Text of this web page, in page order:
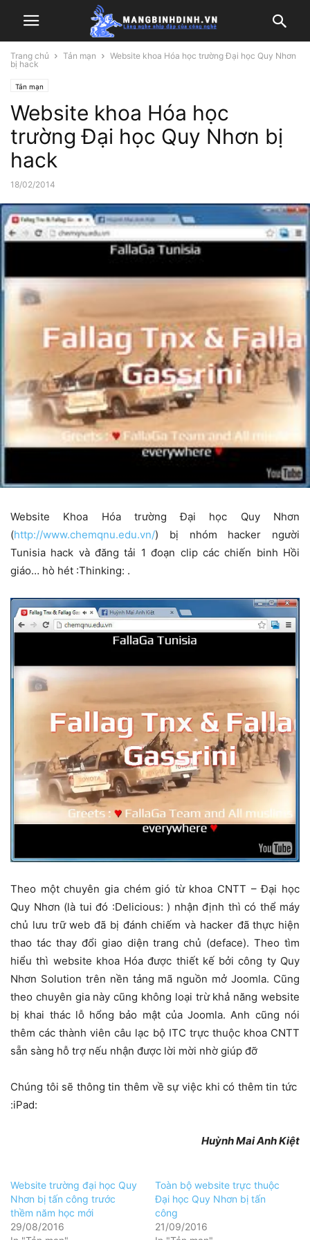
Trang chủ Tản mạn
Website khoa Hóa học trường Đại học Quy Nhơn
bị hack
Tản mạn
Website khoa Hóa học
trường Đại học Quy Nhơn bị
hack
18/02/2014
Website Khoa Hóa trường Đại học Quy Nhơn
(http://www.chemqnu.edu.vn/) bị nhóm hacker người
Tunisia hack và đăng tải 1 đoạn clip các chiến binh Hồi
giáo… hò hét :Thinking: .
Theo một chuyên gia chém gió từ khoa CNTT – Đại học
Quy Nhơn (là tui đó :Delicious: ) nhận định thì có thể máy
chủ lưu trữ web đã bị đánh chiếm và hacker đã thực hiện
thao tác thay đổi giao diện trang chủ (deface). Theo tìm
hiểu thì website khoa Hóa được thiết kế bởi công ty Quy
Nhơn Solution trên nền tảng mã nguồn mở Joomla. Cũng
theo chuyên gia này cũng không loại trừ khả năng website
bị khai thác lỗ hổng bảo mật của Joomla. Anh cũng nói
thêm các thành viên câu lạc bộ ITC trực thuộc khoa CNTT
sẵn sàng hỗ trợ nếu nhận được lời mời nhờ giúp đỡ
Chúng tôi sẽ thông tin thêm về sự việc khi có thêm tin tức
:iPad:
Huỳnh Mai Anh Kiệt
Website trường đại học Quy
Nhơn bị tấn công trước
thềm năm học mới
29/08/2016
Toàn bộ website trực thuộc
Đại học Quy Nhơn bị tấn
công
21/09/2016